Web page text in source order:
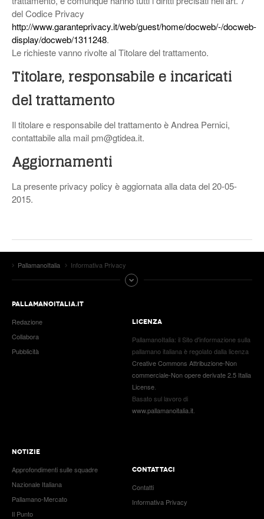
del Codice Privacy
http://www.garanteprivacy.it/web/guest/home/docweb/-/docweb-
display/docweb/1311248.
Le richieste vanno rivolte al Titolare del trattamento.
Titolare, responsabile e incaricati
del trattamento
Il titolare e responsabile del trattamento è Andrea Pernici,
contattabile alla mailpm@gtidea.it.
Aggiornamenti
La presente privacy policy è aggiornata alla data del 20-05-
2015.
PallamanoItalia Informativa Privacy
PALLAMANOITALIA.IT
Redazione
Collabora
Pubblicità
LICENZA
PallamanoItalia: il Sito d'informazione sulla
pallamano italiana è regolato dalla licenza
Creative Commons Attribuzione-Non
commerciale-Non opere derivate 2.5 Italia
License
Basato sul lavoro di
www.pallamanoitalia.it
NOTIZIE
Approfondimenti sulle squadre
Nazionale Italiana
Pallamano-Mercato
Il Punto
CONTATTACI
Contatti
Informativa Privacy